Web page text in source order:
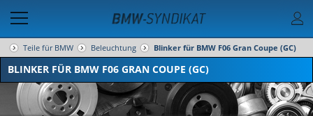
Teile für BMW Beleuchtung Blinker für BMW F06 Gran Coupe (GC)
BLINKER FÜR BMW F06 GRAN COUPE (GC)